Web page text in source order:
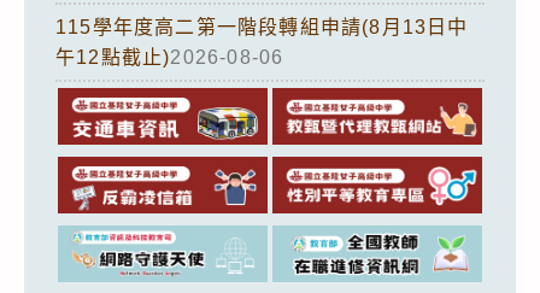
115學年度高二第一階段轉組申請(8月13日中
午12點截止)2026-08-06